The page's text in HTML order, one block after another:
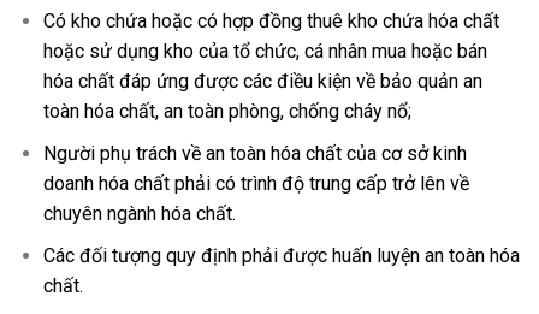
Có kho chứa hoặc có hợp đồng thuê kho chứa hóa chất
hoặc sử dụng kho của tổ chức, cá nhân mua hoặc bán
hóa chất đáp ứng được các điều kiện về bảo quản an
toàn hóa chất, an toàn phòng, chống cháy nổ;
Người phụ trách về an toàn hóa chất của cơ sở kinh
doanh hóa chất phải có trình độ trung cấp trở lên về
chuyên ngành hóa chất.
Các đối tượng quy định phải được huấn luyện an toàn hóa
chất.